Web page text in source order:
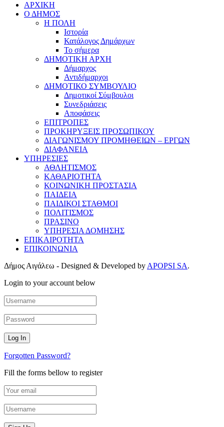
ΑΡΧΙΚΗ
Ο ΔΗΜΟΣ
Η ΠΟΛΗ
Ιστορία
Κατάλογος Δημάρχων
Το σήμερα
ΔΗΜΟΤΙΚΗ ΑΡΧΗ
Δήμαρχος
Αντιδήμαρχοι
ΔΗΜΟΤΙΚΟ ΣΥΜΒΟΥΛΙΟ
Δημοτικοί Σύμβουλοι
Συνεδριάσεις
Αποφάσεις
ΕΠΙΤΡΟΠΕΣ
ΠΡΟΚΗΡΥΞΕΙΣ ΠΡΟΣΩΠΙΚΟΥ
ΔΙΑΓΩΝΙΣΜΟΥ ΠΡΟΜΗΘΕΙΩΝ – ΕΡΓΩΝ
ΔΙΑΦΑΝΕΙΑ
ΥΠΗΡΕΣΙΕΣ
ΑΘΛΗΤΙΣΜΟΣ
ΚΑΘΑΡΙΟΤΗΤΑ
ΚΟΙΝΩΝΙΚΗ ΠΡΟΣΤΑΣΙΑ
ΠΑΙΔΕΙΑ
ΠΑΙΔΙΚΟΙ ΣΤΑΘΜΟΙ
ΠΟΛΙΤΙΣΜΟΣ
ΠΡΑΣΙΝΟ
ΥΠΗΡΕΣΙΑ ΔΟΜΗΣΗΣ
ΕΠΙΚΑΙΡΟΤΗΤΑ
ΕΠΙΚΟΙΝΩΝΙΑ
Δήμος Αιγάλεω - Designed & Developed by APOPSI SA.
Login to your account below
Forgotten Password?
Fill the forms bellow to register